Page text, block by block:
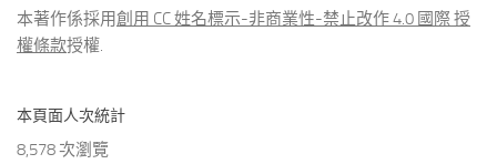
本著作係採用創用 CC 姓名標示-非商業性-禁止改作 4.0 國際 授
權條款授權.
本頁面人次統計
8,578 次瀏覽